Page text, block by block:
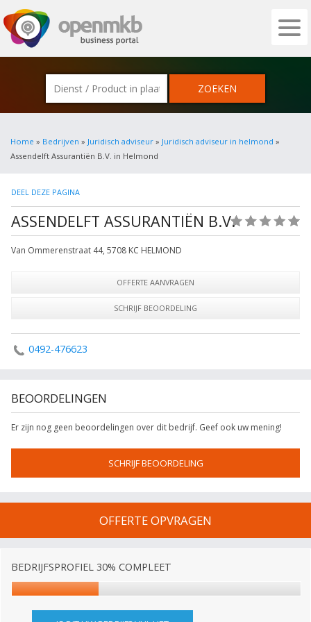
OPENMKB - DE ZAKELIJKE PORTAL
Home » Bedrijven » Juridisch adviseur » Juridisch adviseur in helmond »
Assendelft Assurantiën B.V. in Helmond
DEEL DEZE PAGINA
ASSENDELFT ASSURANTIËN B.V.
Van Ommerenstraat 44, 5708 KC HELMOND
OFFERTE AANVRAGEN
SCHRIJF BEOORDELING
0492-476623
BEOORDELINGEN
Er zijn nog geen beoordelingen over dit bedrijf. Geef ook uw mening!
SCHRIJF BEOORDELING
OFFERTE OPVRAGEN
BEDRIJFSPROFIEL 30% COMPLEET